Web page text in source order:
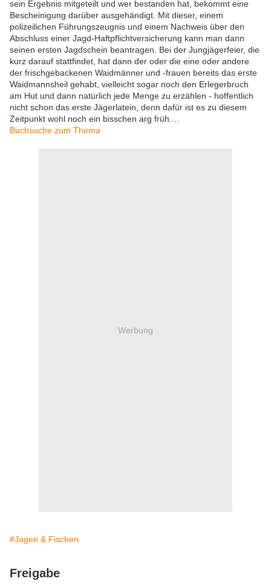
sein Ergebnis mitgeteilt und wer bestanden hat, bekommt eine
Bescheinigung darüber ausgehändigt. Mit dieser, einem
polizeilichen Führungszeugnis und einem Nachweis über den
Abschluss einer Jagd-Haftpflichtversicherung kann man dann
seinen ersten Jagdschein beantragen. Bei der Jungjägerfeier, die
kurz darauf stattfindet, hat dann der oder die eine oder andere
der frischgebackenen Waidmänner und -frauen bereits das erste
Waidmannsheil gehabt, vielleicht sogar noch den Erlegerbruch
am Hut und dann natürlich jede Menge zu erzählen - hoffentlich
nicht schon das erste Jägerlatein, denn dafür ist es zu diesem
Zeitpunkt wohl noch ein bisschen arg früh....
Buchsuche zum Thema
Werbung
#Jagen & Fischen
Freigabe